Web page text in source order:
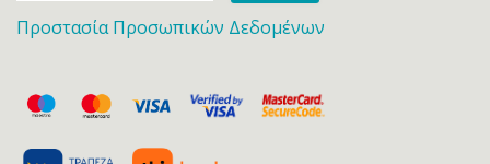
Προστασία Προσωπικών Δεδομένων